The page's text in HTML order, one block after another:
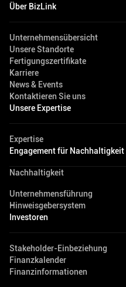
Über BizLink
Unternehmensübersicht
Unsere Standorte
Fertigungszertifikate
Karriere
News & Events
Kontaktieren Sie uns
Unsere Expertise
Expertise
Engagement für Nachhaltigkeit
Nachhaltigkeit
Unternehmensführung
Hinweisgebersystem
Investoren
Stakeholder-Einbeziehung
Finanzkalender
Finanzinformationen